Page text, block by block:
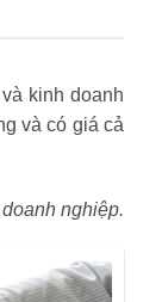
kinh doanh
và có giá cả
nghiệp.